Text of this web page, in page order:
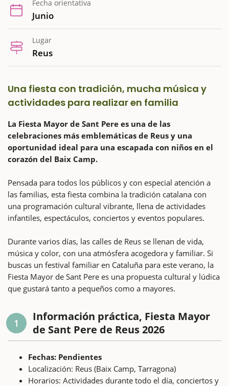
Fecha orientativa
Junio
Lugar
Reus
Una fiesta con tradición, mucha música y
actividades para realizar en familia
La Fiesta Mayor de Sant Pere es una de las
celebraciones más emblemáticas de Reus y una
oportunidad ideal para una escapada con niños en el
corazón del Baix Camp.
Pensada para todos los públicos y con especial atención a
las familias, esta fiesta combina la tradición catalana con
una programación cultural vibrante, llena de actividades
infantiles, espectáculos, conciertos y eventos populares.
Durante varios días, las calles de Reus se llenan de vida,
música y color, con una atmósfera acogedora y familiar. Si
buscas un festival familiar en Cataluña para este verano, la
Fiesta Mayor de Sant Pere es una propuesta cultural y lúdica
que gustará tanto a pequeños como a mayores.
1
Información práctica, Fiesta Mayor
de Sant Pere de Reus 2026
Fechas: Pendientes
Localización: Reus (Baix Camp, Tarragona)
Horarios: Actividades durante todo el día, conciertos y